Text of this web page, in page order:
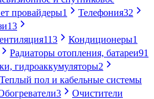
провайдеры1 Телефония32
13
113 Кондиционеры1
Радиаторы отопления, батареи91
гидроаккумуляторы2
Теплый пол и кабельные системы
3
Очистители